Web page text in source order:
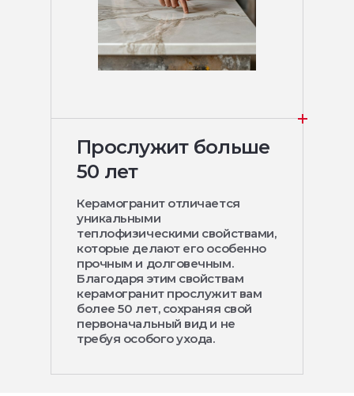
Прослужит больше
50 лет
Керамогранит отличается
уникальными
теплофизическими свойствами,
которые делают его особенно
прочным и долговечным.
Благодаря этим свойствам
керамогранит прослужит вам
более 50 лет, сохраняя свой
первоначальный вид и не
требуя особого ухода.